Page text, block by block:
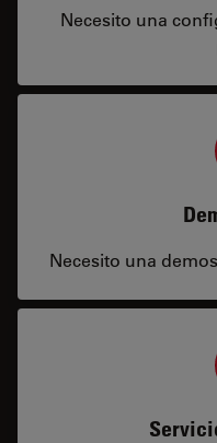
Necesito una
Necesito una